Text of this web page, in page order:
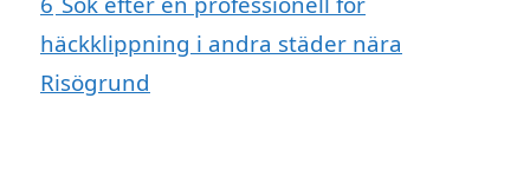
häckklippning i andra städer nära
Risögrund